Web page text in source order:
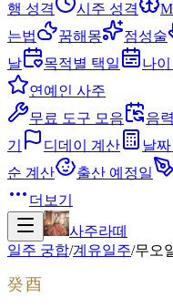
행 성격
시주 성격
는법
꿈해몽 점성술
날
목적별 택일 나
연예인 사주
무료 도구 모음
음
기
디데이 계산 날
순 계산
출산 예정일
더보기
사주라떼
일주 궁합/계유일주/무오
癸酉